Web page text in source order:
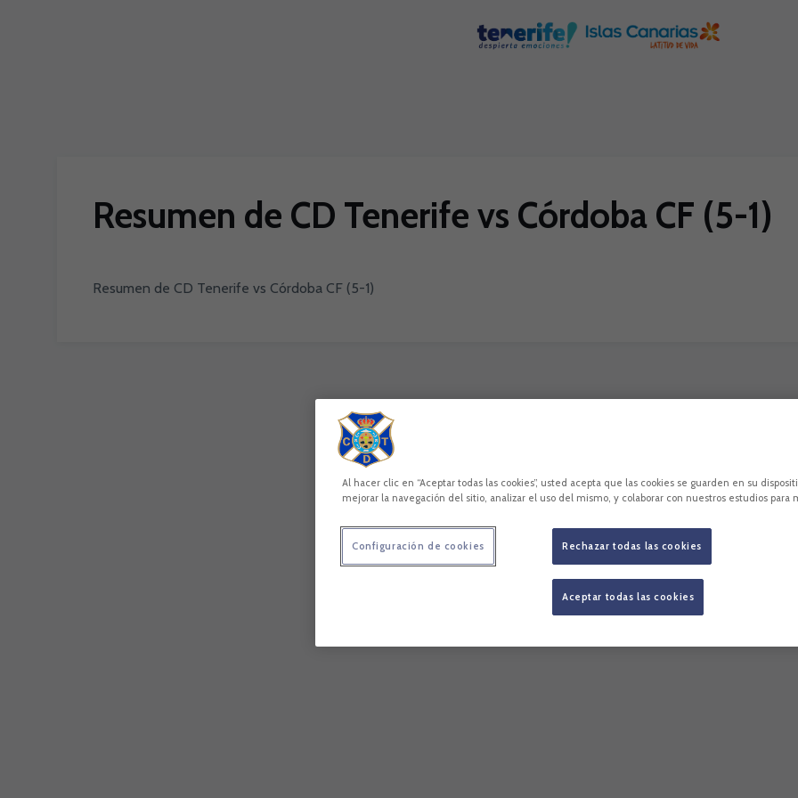
Resumen de CD Tenerife vs Córdoba CF (5-1)
Resumen de CD Tenerife vs Córdoba CF (5-1)
Al hacer clic en “Aceptar todas las cookies”, usted acepta que las cookies se guarden en su
mejorar la navegación del sitio, analizar el uso del mismo, y colaborar con nuestros estudios para
Rechazar todas las cookies
Aceptar todas las cookies
Configuración de cookies